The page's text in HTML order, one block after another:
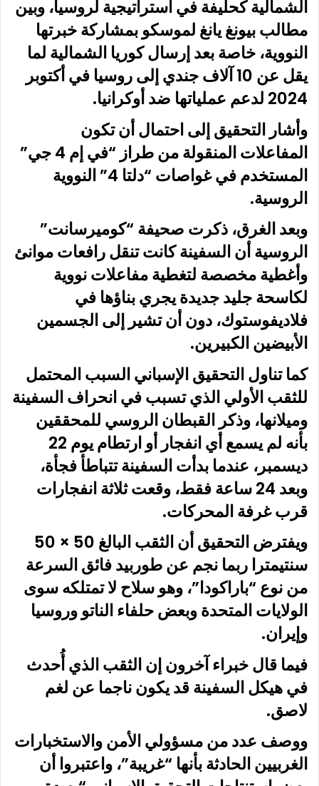
الشمالية كحليفة في استراتيجية لروسيا، وبين
مطالب بيونغ يانغ لموسكو بمشاركة خبرتها
النووية، خاصة بعد إرسال كوريا الشمالية لما
يقل عن 10 آلاف جندي إلى روسيا في أكتوبر
2024 لدعم عملياتها ضد أوكرانيا.
وأشار التحقيق إلى احتمال أن تكون
المفاعلات المنقولة من طراز “في إم 4 جي”
المستخدم في غواصات “دلتا 4” النووية
الروسية.
وبعد الغرق، ذكرت صحيفة “كوميرسانت”
الروسية أن السفينة كانت تنقل رافعات موانئ
وأغطية مخصصة لتغطية مفاعلات نووية
لكاسحة جليد جديدة يجري بناؤها في
فلاديفوستوك، دون أن تشير إلى الجسمين
الأبيضين الكبيرين.
كما تناول التحقيق الإسباني السبب المحتمل
للثقب الأولي الذي تسبب في انحراف السفينة
وميلانها، وذكر القبطان الروسي للمحققين
بأنه لم يسمع أي انفجار أو ارتطام يوم 22
ديسمبر، عندما بدأت السفينة تتباطأ فجأة،
وبعد 24 ساعة فقط، وقعت ثلاثة انفجارات
قرب غرفة المحركات.
ويفترض التحقيق أن الثقب البالغ 50 × 50
سنتيمترا ربما نجم عن طوربيد فائق السرعة
من نوع “باراكودا”، وهو سلاح لا تمتلكه سوى
الولايات المتحدة وبعض حلفاء الناتو وروسيا
وإيران.
فيما قال خبراء آخرون إن الثقب الذي أُحدث
في هيكل السفينة قد يكون ناجما عن لغم
لاصق.
ووصف عدد من مسؤولي الأمن والاستخبارات
الغربيين الحادثة بأنها “غريبة”، واعتبروا أن